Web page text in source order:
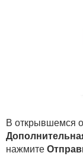
В открывшемся
нажмите